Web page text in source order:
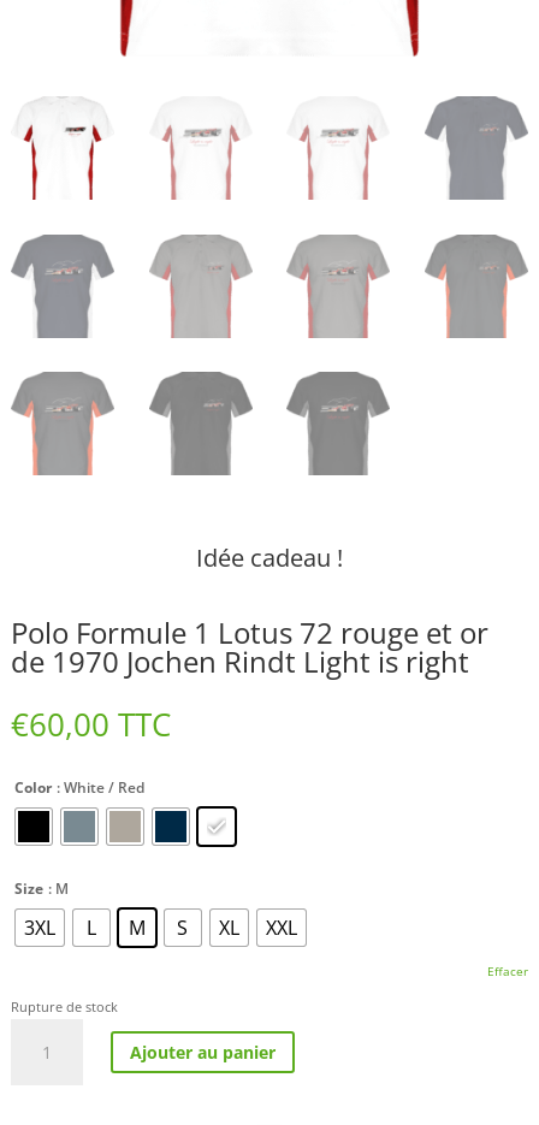
Idée cadeau !
Polo Formule 1 Lotus 72 rouge et or
de 1970 Jochen Rindt Light is right
€60,00 TTC
Color : White / Red
Size : M
3XL L M S XL XXL
Effacer
Rupture de stock
Ajouter au panier